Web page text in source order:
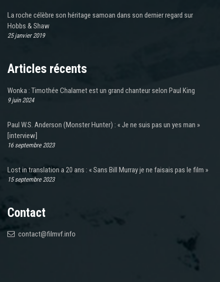
La roche célèbre son héritage samoan dans son dernier regard sur
Hobbs & Shaw
25 janvier 2019
Articles récents
Wonka : Timothée Chalamet est un grand chanteur selon Paul King
9 juin 2024
Paul W.S. Anderson (Monster Hunter) : « Je ne suis pas un yes man »
[interview]
16 septembre 2023
Lost in translation a 20 ans : « Sans Bill Murray je ne faisais pas le film »
15 septembre 2023
Contact
contact@filmvf.info